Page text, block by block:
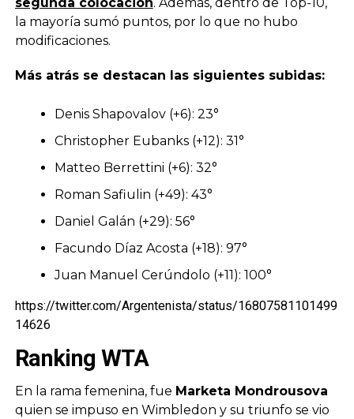
segunda colocación. Además, dentro de Top-10,
la mayoría sumó puntos, por lo que no hubo
modificaciones.
Más atrás se destacan las siguientes subidas:
Denis Shapovalov (+6): 23°
Christopher Eubanks (+12): 31°
Matteo Berrettini (+6): 32°
Roman Safiulin (+49): 43°
Daniel Galán (+29): 56°
Facundo Díaz Acosta (+18): 97°
Juan Manuel Cerúndolo (+11): 100°
https://twitter.com/Argentenista/status/16807581101499
14626
Ranking WTA
En la rama femenina, fue Marketa Mondrousova
quien se impuso en Wimbledon y su triunfo se vio